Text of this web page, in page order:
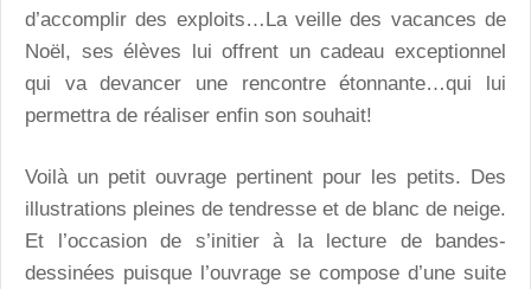
d’accomplir des exploits…La veille des vacances de
Noël, ses élèves lui offrent un cadeau exceptionnel
qui va devancer une rencontre étonnante…qui lui
permettra de réaliser enfin son souhait!
Voilà un petit ouvrage pertinent pour les petits. Des
illustrations pleines de tendresse et de blanc de neige.
Et l’occasion de s’initier à la lecture de bandes-
dessinées puisque l’ouvrage se compose d’une suite